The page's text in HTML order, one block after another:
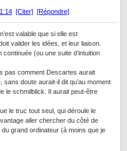
[Citer] [Répondre]
valable que si elle est
valider les idées, et leur liaison.
(ou une suite d’intuition
pas comment Descartes aurait
doute aurait-il dit qu’au moment
le schmilblick. Il aurait peut-être
le truc tout seul, qui déroule le
aller chercher du côté de
grand ordinateur (à moins que je